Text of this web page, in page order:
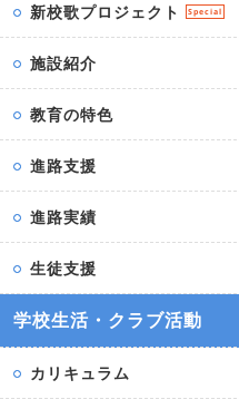
新校歌プロジェクト Special
施設紹介
教育の特色
進路支援
進路実績
生徒支援
学校生活・クラブ活動
カリキュラム